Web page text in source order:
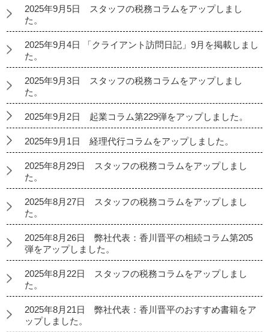
2025年9月5日 スタッフの税務コラムをアップしまし
た。
2025年9月4日 「クライアント訪問日記」9月を掲載しまし
た。
2025年9月3日 スタッフの税務コラムをアップしまし
た。
2025年9月2日 起業コラム第229弾をアップしました。
2025年9月1日 経理代行コラムをアップしました。
2025年8月29日 スタッフの税務コラムをアップしまし
た。
2025年8月27日 スタッフの税務コラムをアップしまし
た。
2025年8月26日 弊社代表：香川晋平の相続コラム第205
弾をアップしました。
2025年8月22日 スタッフの税務コラムをアップしまし
た。
2025年8月21日 弊社代表：香川晋平のおすすめ書籍をア
ップしました。